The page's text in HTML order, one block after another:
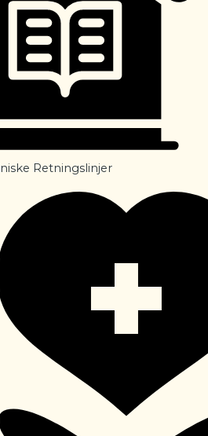
Retningslinjer